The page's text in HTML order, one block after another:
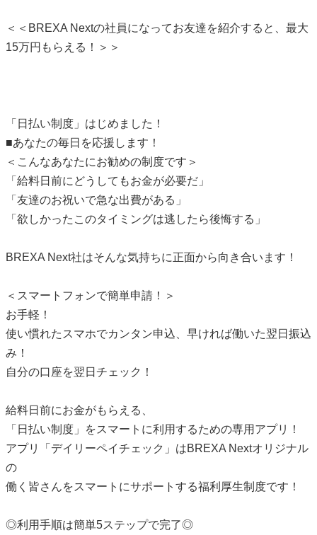
＜＜BREXA Nextの社員になってお友達を紹介すると、最大
15万円もらえる！＞＞
「日払い制度」はじめました！
■あなたの毎日を応援します！
＜こんなあなたにお勧めの制度です＞
「給料日前にどうしてもお金が必要だ」
「友達のお祝いで急な出費がある」
「欲しかったこのタイミングは逃したら後悔する」
BREXA Next社はそんな気持ちに正面から向き合います！
＜スマートフォンで簡単申請！＞
お手軽！
使い慣れたスマホでカンタン申込、早ければ働いた翌日振込
み！
自分の口座を翌日チェック！
給料日前にお金がもらえる、
「日払い制度」をスマートに利用するための専用アプリ！
アプリ「デイリーペイチェック」はBREXA Nextオリジナル
の
働く皆さんをスマートにサポートする福利厚生制度です！
◎利用手順は簡単5ステップで完了◎